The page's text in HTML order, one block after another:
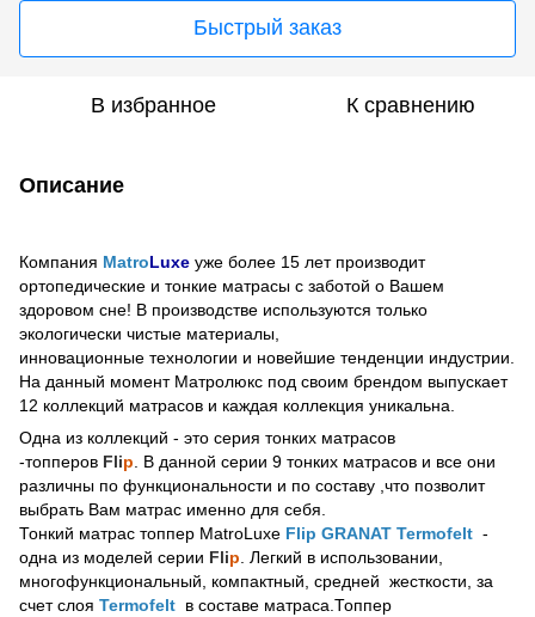
Быстрый заказ
В избранное К сравнению
Описание
Компания MatroLuxe уже более 15 лет производит
ортопедические и тонкие матрасы с заботой о Вашем
здоровом сне! В производстве используются только
экологически чистые материалы,
инновационные технологии и новейшие тенденции индустрии.
На данный момент Матролюкс под своим брендом выпускает
12 коллекций матрасов и каждая коллекция уникальна.
Одна из коллекций - это серия тонких матрасов
-топперов Flip . В данной серии 9 тонких матрасов и все они
различны по функциональности и по составу ,что позволит
выбрать Вам матрас именно для себя.
Тонкий матрас топпер MatroLuxe Flip GRANAT Termofelt -
одна из моделей серии Flip . Легкий в использовании,
многофункциональный, компактный, средней жесткости, за
счет слоя Termofelt в составе матраса.Топпер